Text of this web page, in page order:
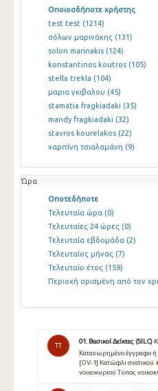
Οποιοσδήποτε χρήστης
test test (1214)
σόλων μαρινάκης (131)
solon marinakis (124)
konstantinos koutros (105)
stella trekla (104)
μαρια γκιβαλου (45)
stamatia fragkiadaki (35)
mandy fragkiadaki (32)
stavros kourelakos (22)
χαριτίνη τσιαλαμάνη (9)
Ώρα
Οποτεδήποτε
Τελευταία ώρα (0)
Τελευταίες 24 ώρες (0)
Τελευταία εβδομάδα (2)
Τελευταίος μήνας (7)
Τελευταίο έτος (159)
Περιοχή ορισμένη από τον
TT
01. Βασικοί Δείκτες (SILC)
Καταχωρημένο έγγραφο
[OV-1] Κατώφλι σχετικού
νοικοκυριού Τύπος